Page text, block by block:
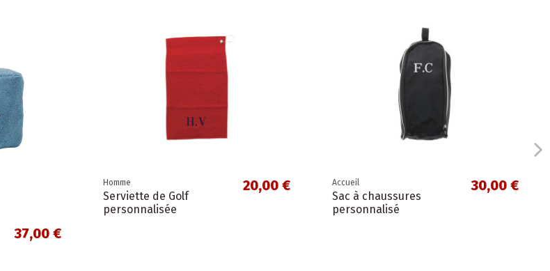
37,00 €
Homme
Serviette de Golf
personnalisée
20,00 € Accueil
Sac à chaussures
personnalisé
30,00 €